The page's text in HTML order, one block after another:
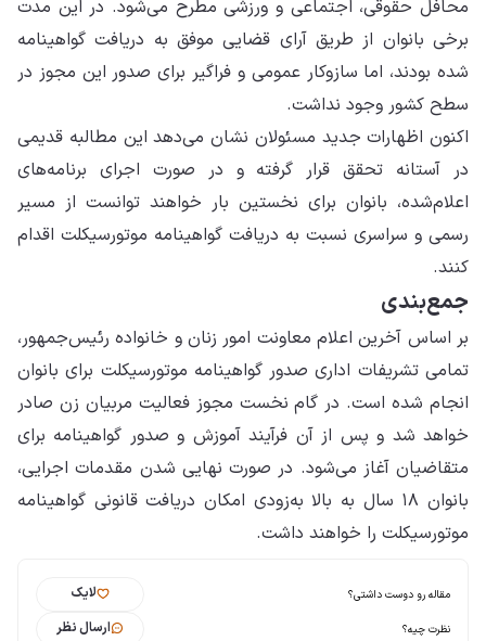
محافل حقوقی، اجتماعی و ورزشی مطرح می‌شود. در این مدت
برخی بانوان از طریق آرای قضایی موفق به دریافت گواهینامه
شده بودند، اما سازوکار عمومی و فراگیر برای صدور این مجوز در
سطح کشور وجود نداشت.
اکنون اظهارات جدید مسئولان نشان می‌دهد این مطالبه قدیمی
در آستانه تحقق قرار گرفته و در صورت اجرای برنامه‌های
اعلام‌شده، بانوان برای نخستین بار خواهند توانست از مسیر
رسمی و سراسری نسبت به دریافت گواهینامه موتورسیکلت اقدام
کنند.
جمع‌بندی
بر اساس آخرین اعلام معاونت امور زنان و خانواده رئیس‌جمهور،
تمامی تشریفات اداری صدور گواهینامه موتورسیکلت برای بانوان
انجام شده است. در گام نخست مجوز فعالیت مربیان زن صادر
خواهد شد و پس از آن فرآیند آموزش و صدور گواهینامه برای
متقاضیان آغاز می‌شود. در صورت نهایی شدن مقدمات اجرایی،
بانوان ۱۸ سال به بالا به‌زودی امکان دریافت قانونی گواهینامه
موتورسیکلت را خواهند داشت.
مقاله رو دوست داشتی؟ لایک
نظرت چیه؟ ارسال نظر